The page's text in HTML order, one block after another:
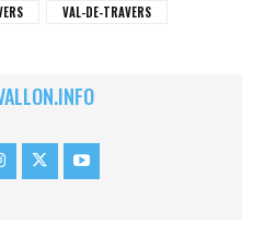
VAL-DE-TRAVERS